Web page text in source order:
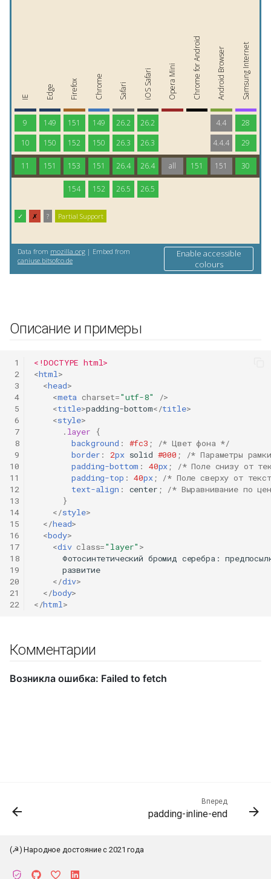
Описание и примеры
1
2
3
4
5
6
7
8
9
10
11
12
13
14
15
16
17
18
19
20
21
22
<!DOCTYPE html>
<html>
<head>
<meta charset="utf-8"
/>
<title>padding-bottom</title>
<style>
. layer
{
background : #fc3 ;
/* Цвет фона */
border : 2px solid #000 ;
/* Параметры
padding-bottom : 40px;
/* Поле снизу от
padding-top : 40px;
/* Поле сверху от
text-align : center ;
/* Выравнивание по
}
</style>
</head>
<body>
<div class="layer" >
Фотосинтетический бромид серебра:
      развитие
</div>
</body>
</html>
Комментарии
К началу
Вперед
padding-inline-end
(☭) Народное достояние с 2021 года